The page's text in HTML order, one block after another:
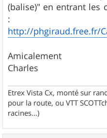
(balise)" en entrant les
:
http://phgiraud.free.fr/
Amicalement
Charles
Etrex Vista Cx, monté sur
pour la route, ou VTT
racines...)